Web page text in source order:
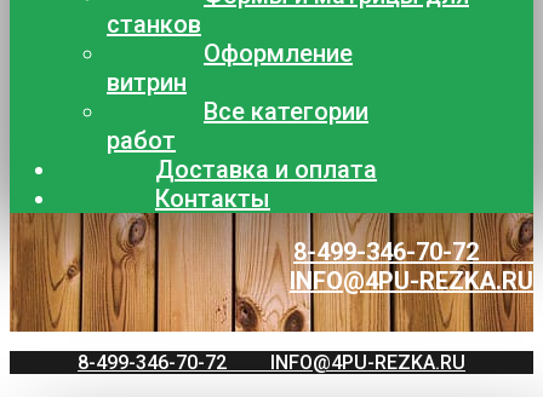
станков
Оформление
витрин
Все категории
работ
Доставка и оплата
Контакты
8-499-346-70-72
INFO@4PU-REZKA.RU
8-499-346-70-72 INFO@4PU-REZKA.RU